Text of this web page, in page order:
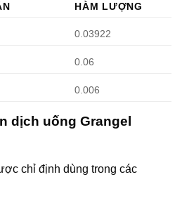
HÀM LƯỢNG
0.03922
0.06
0.006
dịch uống Grangel
chỉ định dùng trong các